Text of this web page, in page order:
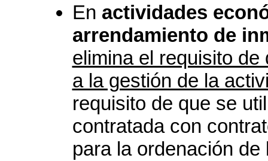
En actividades
arrendamiento de
elimina el requisito
a la gestión de la
requisito de que se
contratada con
para la ordenación de